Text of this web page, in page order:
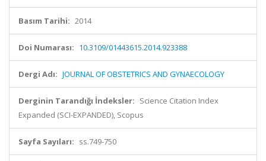
Basım Tarihi: 2014
Doi Numarası: 10.3109/01443615.2014.923388
Dergi Adı: JOURNAL OF OBSTETRICS AND GYNAECOLOGY
Derginin Tarandığı İndeksler: Science Citation Index
Expanded (SCI-EXPANDED), Scopus
Sayfa Sayıları: ss.749-750